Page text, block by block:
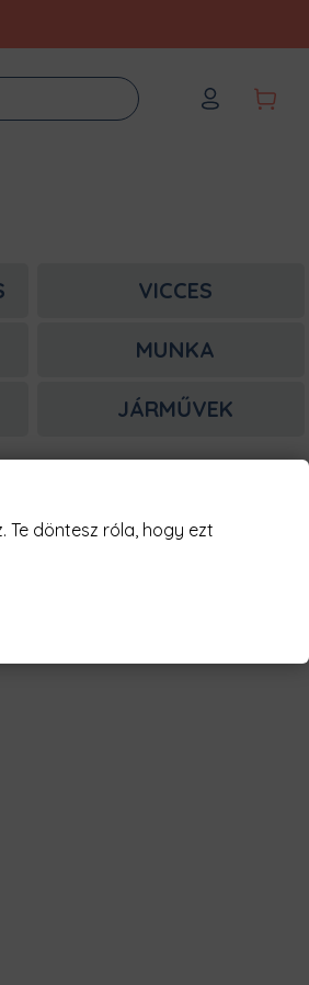
VICCES
MUNKA
JÁRMŰVEK
döntesz róla, hogy ezt